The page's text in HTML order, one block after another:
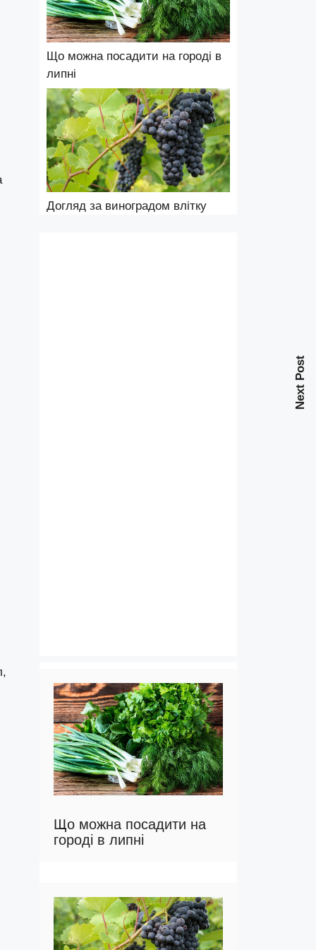
Next Post
Що можна посадити на городі в
липні
Догляд за виноградом влітку
Що можна посадити на
городі в липні